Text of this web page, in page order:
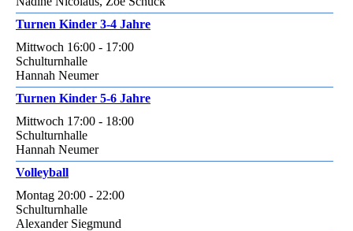
Turnen Kinder 3-4 Jahre
Mittwoch 16:00 - 17:00
Schulturnhalle
Hannah Neumer
Turnen Kinder 5-6 Jahre
Mittwoch 17:00 - 18:00
Schulturnhalle
Hannah Neumer
Volleyball
Montag 20:00 - 22:00
Schulturnhalle
Alexander Siegmund